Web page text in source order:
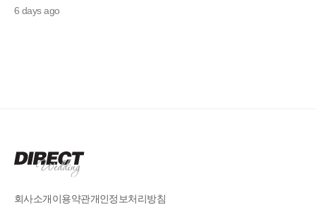
6 days ago
회사소개이용약관개인정보처리방침